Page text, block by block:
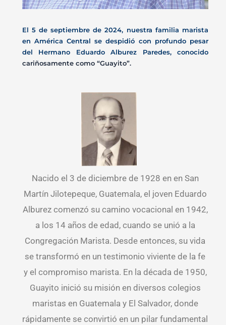
El 5 de septiembre de 2024, nuestra familia marista
en América Central se despidió con profundo pesar
del Hermano Eduardo Alburez Paredes, conocido
cariñosamente como “Guayito”.
Nacido el 3 de diciembre de 1928 en en San
Martín Jilotepeque, Guatemala, el joven Eduardo
Alburez comenzó su camino vocacional en 1942,
a los 14 años de edad, cuando se unió a la
Congregación Marista. Desde entonces, su vida
se transformó en un testimonio viviente de la fe
y el compromiso marista. En la década de 1950,
Guayito inició su misión en diversos colegios
maristas en Guatemala y El Salvador, donde
rápidamente se convirtió en un pilar fundamental